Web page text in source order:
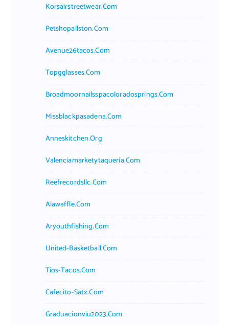
Korsairstreetwear.com
Petshopallston.com
Avenue26tacos.com
Topgglasses.com
Broadmoornailsspacoloradosprings.com
Missblackpasadena.com
Anneskitchen.org
Valenciamarketytaqueria.com
Reefrecordsllc.com
Alawaffle.com
Aryouthfishing.com
United-Basketball.com
Tios-Tacos.com
Cafecito-Satx.com
Graduacionviu2023.com